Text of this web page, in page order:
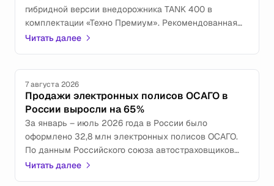
гибридной версии внедорожника TANK 400 в
комплектации «Техно Премиум». Рекомендованная
розничная цена автомобиля составляет 6 990 000
гибридной силовой установкой.
Читать далее
7 августа 2026
Продажи электронных полисов ОСАГО в
России выросли на 65%
За январь – июль 2026 года в России было
оформлено 32,8 млн электронных полисов ОСАГО.
По данным Российского союза автостраховщиков
(РСА), это на 65% больше, чем за аналогичный
Читать далее